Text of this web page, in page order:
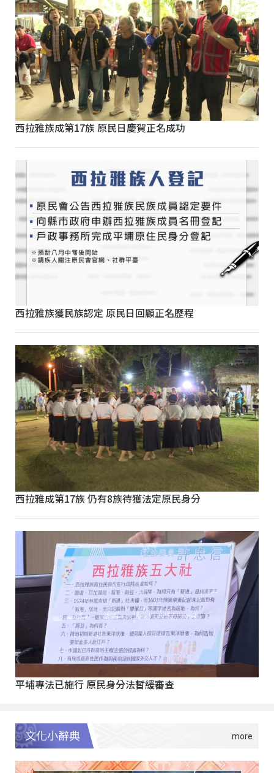
西拉雅族成第17族 原民日慶賀正名成功
西拉雅族獲民族認定 原民日回顧正名歷程
西拉雅成第17族 仍有8族待獲法定原民身分
平埔專法已施行 原民身分法暫緩審查
文化小辭典